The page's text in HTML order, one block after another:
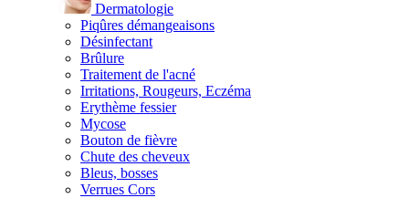
Dermatologie
Piqûres démangeaisons
Désinfectant
Brûlure
Traitement de l'acné
Irritations, Rougeurs, Eczéma
Erythème fessier
Mycose
Bouton de fièvre
Chute des cheveux
Bleus, bosses
Verrues Cors